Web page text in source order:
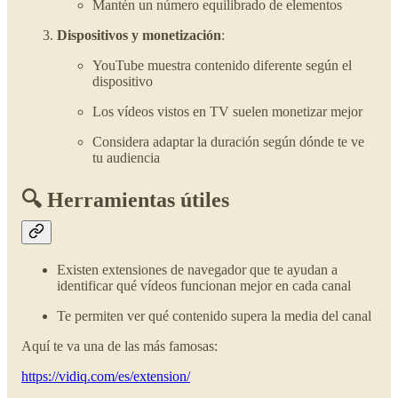
Mantén un número equilibrado de elementos
Dispositivos y monetización:
YouTube muestra contenido diferente según el
dispositivo
Los vídeos vistos en TV suelen monetizar mejor
Considera adaptar la duración según dónde te ve
tu audiencia
🔍 Herramientas útiles
Existen extensiones de navegador que te ayudan a
identificar qué vídeos funcionan mejor en cada canal
Te permiten ver qué contenido supera la media del canal
Aquí te va una de las más famosas:
https://vidiq.com/es/extension/